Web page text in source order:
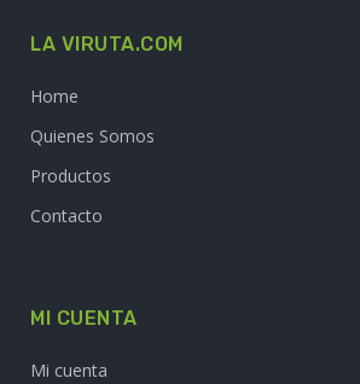
LA VIRUTA.COM
Home
Quienes Somos
Productos
Contacto
MI CUENTA
Mi cuenta